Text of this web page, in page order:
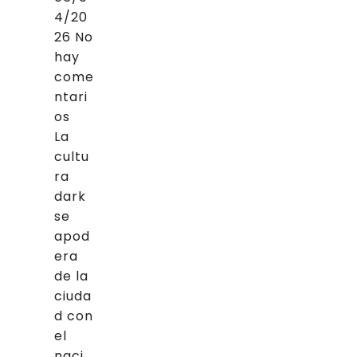
4/20
26 No
hay
come
ntari
os
La
cultu
ra
dark
se
apod
era
de la
ciuda
d con
el